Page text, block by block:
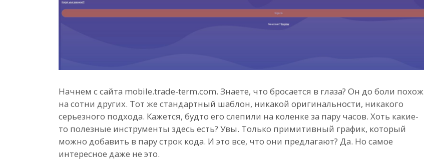
Начнем с сайта mobile.trade-term.com. Знаете, что бросается в глаза? Он до боли похож
на сотни других. Тот же стандартный шаблон, никакой оригинальности, никакого
серьезного подхода. Кажется, будто его слепили на коленке за пару часов. Хоть какие-
то полезные инструменты здесь есть? Увы. Только примитивный график, который
можно добавить в пару строк кода. И это все, что они предлагают? Да. Но самое
интересное даже не это.